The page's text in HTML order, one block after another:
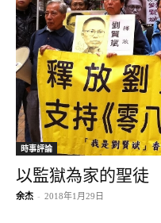
時事評論
以監獄為家的聖徒
余杰 - 2018年1月29日